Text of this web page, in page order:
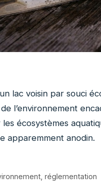
lac voisin par souci
l’environnement
écosystèmes
apparemment anodin.
, réglementation